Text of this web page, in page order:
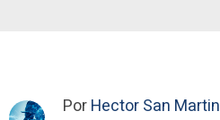
PorHector San Martin